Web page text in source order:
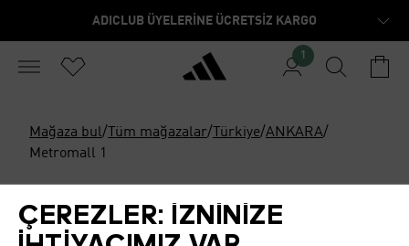
ADICLUB ÜYELERİNE ÜCRETSİZ KARGO
1
Mağaza bul/ Tüm mağazalar/ Türkiye/ANKARA/
Metromall 1
Kapalı Açılış saati: 10:00
ÇEREZLER: İZNİNİZE